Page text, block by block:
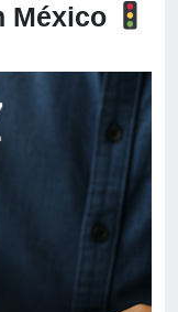
México